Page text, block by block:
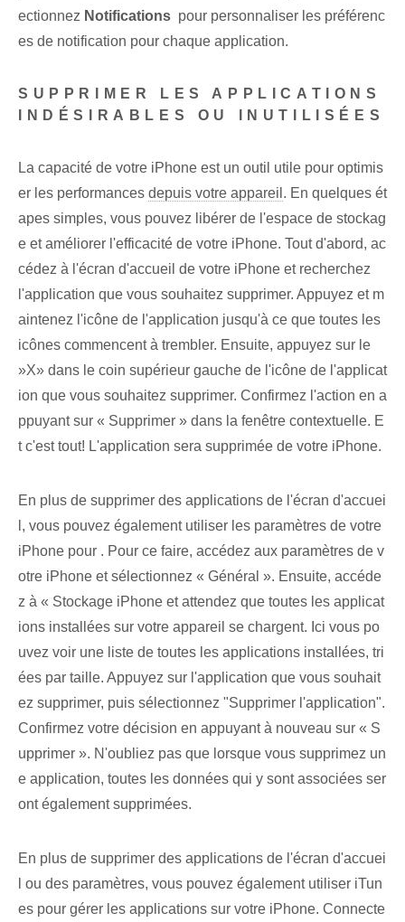
ectionnez Notifications ​ pour personnaliser les préférenc
es de notification⁢ pour chaque application.
SUPPRIMER LES APPLICATIONS
INDÉSIRABLES OU INUTILISÉES
La capacité de votre iPhone est un outil utile pour optimis
er les performances depuis votre appareil . En quelques ét
apes simples, vous pouvez libérer de l'espace de stockag
e et améliorer l'efficacité de votre iPhone. Tout d'abord, ac
cédez à l'écran d'accueil de votre iPhone et recherchez
l'application que vous souhaitez supprimer. Appuyez et m
aintenez l'icône de l'application jusqu'à ce que toutes les
icônes commencent à trembler. Ensuite, appuyez sur le
⁤»X» dans le coin supérieur gauche‍ de l'icône⁤ de l'applicat
ion que vous souhaitez supprimer. Confirmez l'action en a
ppuyant sur « Supprimer » dans la fenêtre contextuelle. E
t c'est tout! L'application sera supprimée‌ de votre iPhone.
En plus de ‌supprimer⁤ des applications ⁢de⁣ l'écran d'accuei
l, vous pouvez également⁣ utiliser les paramètres de votre​
iPhone⁢ pour . Pour ce faire, accédez aux paramètres de v
otre iPhone et sélectionnez « Général ». Ensuite, accéde
z à « Stockage iPhone⁤ et​ attendez que toutes les applicat
ions installées sur votre appareil se chargent. Ici vous po
uvez voir une liste de toutes les applications installées, tri
ées par taille. Appuyez sur ‌l'application que vous souhait
ez⁢ supprimer, puis‌ sélectionnez ​"Supprimer ⁣l'application".
Confirmez votre décision en appuyant à nouveau sur « S
upprimer ». N'oubliez pas que lorsque vous supprimez un
e application, toutes les données qui y sont associées ser
ont également supprimées.
En plus de supprimer des applications de l'écran d'accuei
l ou des paramètres, vous pouvez également utiliser iTun
es pour gérer les applications sur votre iPhone. Connecte